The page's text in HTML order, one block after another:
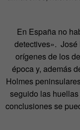
En España no
detectives». José
orígenes de los
época y, además
Holmes
seguido las
conclusiones se